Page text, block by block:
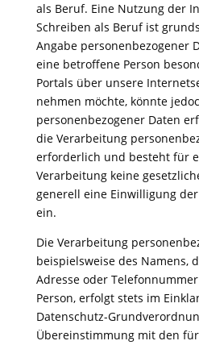
als Beruf. Eine Nutzung der
Schreiben als Beruf ist
Angabe personenbezogener
eine betroffene Person
Portals über unsere
nehmen möchte, könnte
personenbezogener Daten
die Verarbeitung
erforderlich und besteht für
Verarbeitung keine
generell eine Einwilligung
ein.
Die Verarbeitung
beispielsweise des Namens,
Adresse oder
Person, erfolgt stets im
Datenschutz-
Übereinstimmung mit den